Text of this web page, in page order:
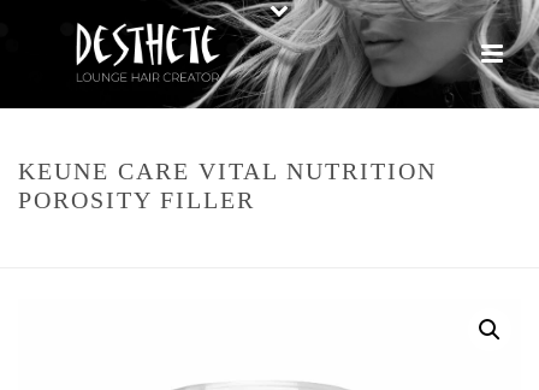
KEUNE CARE VITAL NUTRITION
POROSITY FILLER